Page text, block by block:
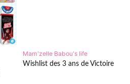
Mam'zelle Babou's life
Wishlist des 3 ans de Victoire